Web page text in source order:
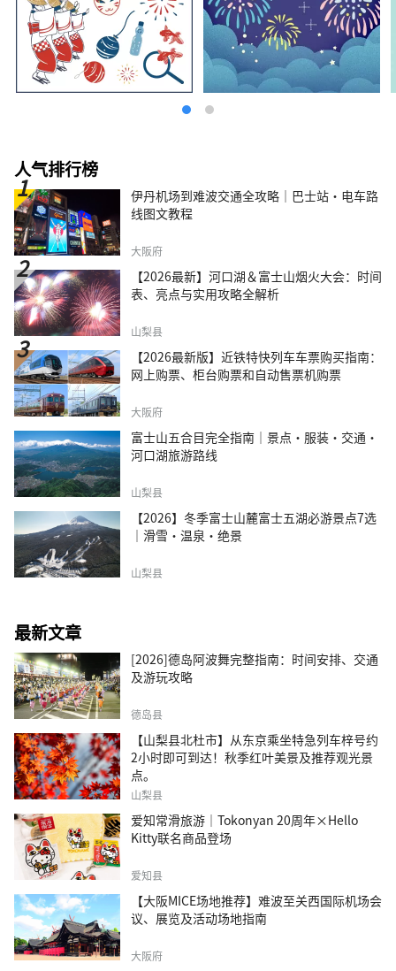
人气排行榜
伊丹机场到难波交通全攻略｜巴士站・电车路
线图文教程
大阪府
【2026最新】河口湖＆富士山烟火大会：时间
表、亮点与实用攻略全解析
山梨县
【2026最新版】近铁特快列车车票购买指南：
网上购票、柜台购票和自动售票机购票
大阪府
富士山五合目完全指南｜景点·服装·交通·
河口湖旅游路线
山梨县
【2026】冬季富士山麓富士五湖必游景点7选
｜滑雪・温泉・绝景
山梨县
最新文章
[2026]德岛阿波舞完整指南：时间安排、交通
及游玩攻略
德岛县
【山梨县北杜市】从东京乘坐特急列车梓号约
2小时即可到达！秋季红叶美景及推荐观光景
点。
山梨县
爱知常滑旅游｜Tokonyan 20周年×Hello
Kitty联名商品登场
爱知县
【大阪MICE场地推荐】难波至关西国际机场会
议、展览及活动场地指南
大阪府